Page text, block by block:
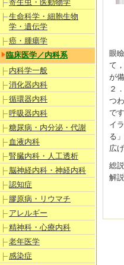
寄生虫・医動物学
生命科学・細胞生物
学・遺伝学
癌・腫瘍学
臨床医学／内科系
内科学一般
消化器内科
循環器内科
呼吸器内科
糖尿病・内分泌・代謝
血液内科
腎臓内科・人工透析
脳神経内科・神経内科
認知症
膠原病・リウマチ
アレルギー
精神科・心療内科
老年医学
感染症
眼
て
が
２
つ
で
イ
る
広
総説
解説